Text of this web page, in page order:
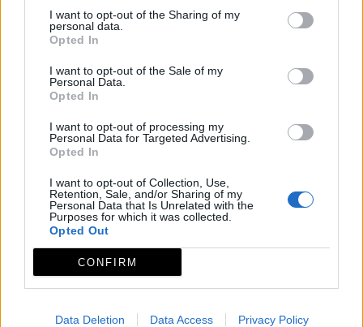
I want to opt-out of the Sharing of my
personal data.
Opted In
I want to opt-out of the Sale of my
Personal Data.
Opted In
I want to opt-out of processing my
Personal Data for Targeted Advertising.
Opted In
I want to opt-out of Collection, Use,
Retention, Sale, and/or Sharing of my
Personal Data that Is Unrelated with the
Purposes for which it was collected.
Opted Out
CONFIRM
Data Deletion Data Access Privacy Policy
Miradores celestes
Garciaz
Grupo de acción local
ADICOMT
Asociación para el Desarrollo Integral de la Comarca
de Miajadas-Trujillo
Mapa de recursos